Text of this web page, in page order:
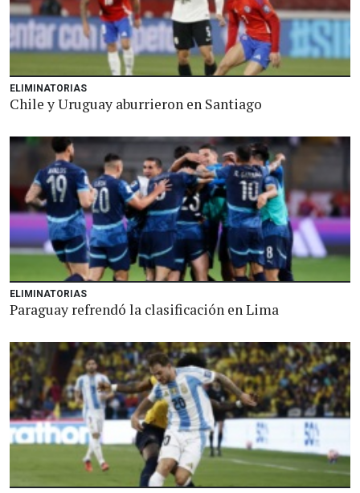
ELIMINATORIAS
Chile y Uruguay aburrieron en Santiago
ELIMINATORIAS
Paraguay refrendó la clasificación en Lima